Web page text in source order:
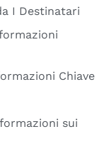
I Destinatari
Chiave
sui